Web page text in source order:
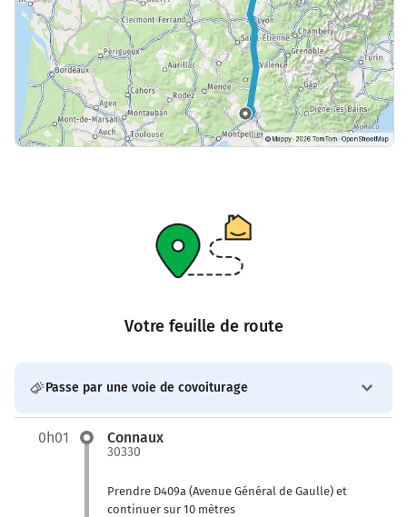
Votre feuille de route
Passe par une voie de covoiturage
0h01 Connaux
30330
Prendre D409a (Avenue Général de Gaulle) et
continuer sur 10 mètres